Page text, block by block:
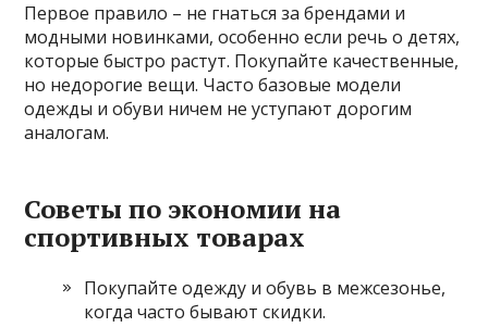
Первое правило – не гнаться за брендами и
модными новинками, особенно если речь о детях,
которые быстро растут. Покупайте качественные,
но недорогие вещи. Часто базовые модели
одежды и обуви ничем не уступают дорогим
аналогам.
Советы по экономии на
спортивных товарах
Покупайте одежду и обувь в межсезонье,
когда часто бывают скидки.